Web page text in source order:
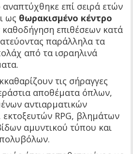
επί σειρά ετών
ως θωρακισμένο κέντρο
καθοδήγηση επιθέσεων κατά
παράλληλα τα
από τα ισραηλινά
τις σήραγγες
αποθέματα όπλων,
αντιαρματικών
RPG, βλημάτων
αμυντικού τύπου και